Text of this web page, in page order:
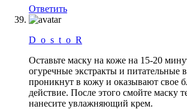
Ответить
D_o_s_t_o_R
Оставьте маску на коже на 15-20
огуречные экстракты и питательные
проникнут в кожу и оказывают свое
действие. После этого смойте маску
нанесите увлажняющий крем.